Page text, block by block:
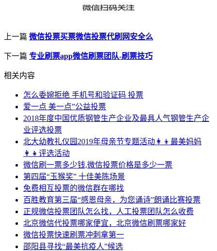
上一篇 微信投票买票微信投票代刷网安全么
下一篇 专业刷票app微信刷票团队-刷票技巧
相关内容
怎么委婉拒绝 手机号和验证码 投票
爱一点 美一点”公益投票
2018年度中国优质钢管生产企业及最具人气钢管生产企
业评选投票
北大幼教礼仪园2019年母亲节专题活动👩‍👦最美妈妈
👩‍👧评选活动
微信刷一票多少钱,微信投票价格是多少一票
第四届“玉猴奖” 十佳美陈场景
免费相互投票的微信群在哪找
百胜教育第三届“感恩母亲，为您诵诗”朗诵比赛投票
正规微信投票团队怎么找，人工投票团队怎么收费
北京微信代投票哪家便宜，北京微信刷票哪家好
微信投票快速刷票冲刺拿第一
邵阳县寻找“最美抗疫人”候选